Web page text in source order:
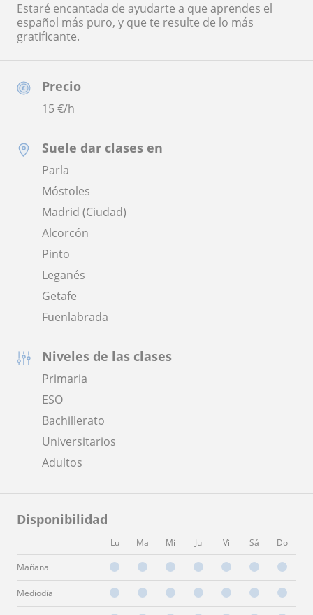
Precio
15€/h
Suele dar clases en
Parla
Móstoles
Madrid (Ciudad)
Alcorcón
Pinto
Leganés
Getafe
Fuenlabrada
Niveles de las clases
Primaria
ESO
Bachillerato
Universitarios
Adultos
Disponibilidad
Lu Ma Mi Ju Vi Sá Do
Mañana
Mediodía
Estaré encantada de ayudarte a que aprendes el
español más puro, y que te resulte de lo más
gratificante.